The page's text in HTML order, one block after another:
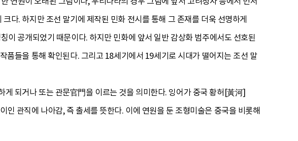
다. 하지만 조선 말기에 제작된 민화 전시를 통해 그 존재를 더욱 선명하게
이 공개되었기 때문이다. 하지만 민화에 앞서 일반 감상화 범주에서도 선호된
품들을 통해 확인된다. 그리고 18세기에서 19세기로 시대가 떨어지는 조선 말
되거나 또는 관문官門을 이르는 것을 의미한다. 잉어가 중국 황허[黃河]
관직에 나아감, 즉 출세를 뜻한다. 이에 연원을 둔 조형미술은 중국을 비롯해